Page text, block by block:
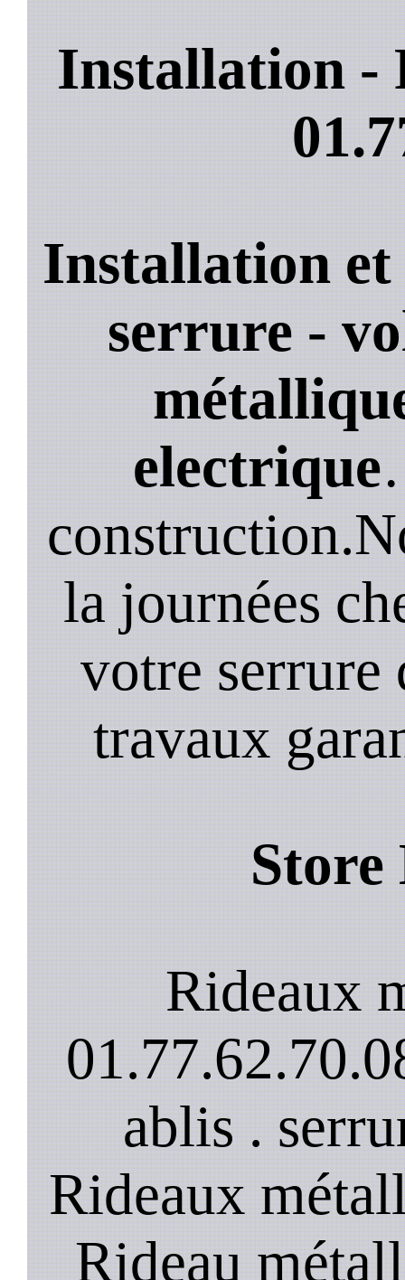
Installation -
Installation
serrure -
electrique
la journées
votre serrure
travaux
Store
Rideaux
ablis .
Rideaux
Rideau